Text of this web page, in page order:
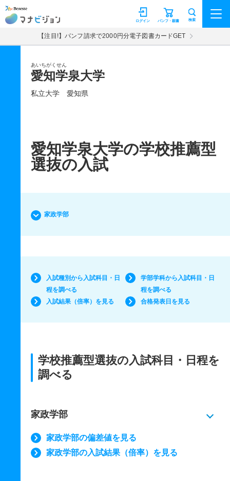
マナビジョン パンフ・願書
ログイン 検索
【注目!】パンフ請求で2000円分電子図書カードGET
あいちがくせん
愛知学泉大学
私立大学 愛知県
愛知学泉大学の学校推薦型
選抜の入試
家政学部
入試種別から入試科目・日
程を調べる
学部学科から入試科目・日
程を調べる
入試結果（倍率）を見る
合格発表日を見る
学校推薦型選抜の入試科目・日程を
調べる
家政学部
家政学部の偏差値を見る
家政学部の入試結果（倍率）を見る